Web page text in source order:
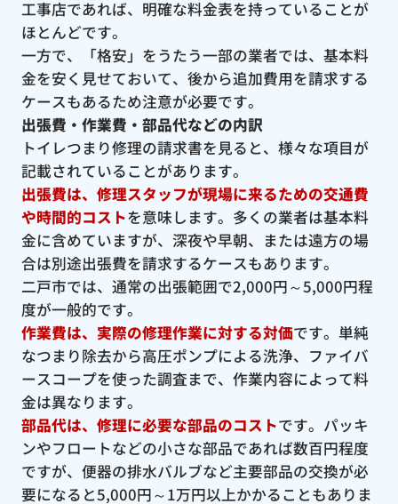
工事店であれば、明確な料金表を持っていることが
ほとんどです。
一方で、「格安」をうたう一部の業者では、基本料
金を安く見せておいて、後から追加費用を請求する
ケースもあるため注意が必要です。
出張費・作業費・部品代などの内訳
トイレつまり修理の請求書を見ると、様々な項目が
記載されていることがあります。
出張費は、修理スタッフが現場に来るための交通費
や時間的コストを意味します。多くの業者は基本料
金に含めていますが、深夜や早朝、または遠方の場
合は別途出張費を請求するケースもあります。
二戸市では、通常の出張範囲で2,000円～5,000円程
度が一般的です。
作業費は、実際の修理作業に対する対価です。単純
なつまり除去から高圧ポンプによる洗浄、ファイバ
ースコープを使った調査まで、作業内容によって料
金は異なります。
部品代は、修理に必要な部品のコストです。パッキ
ンやフロートなどの小さな部品であれば数百円程度
ですが、便器の排水バルブなど主要部品の交換が必
要になると5,000円～1万円以上かかることもありま